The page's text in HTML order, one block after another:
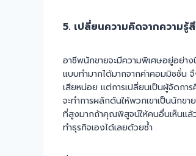
5. เปลี่ยนความคิดจากความรู้
อาชีพนักขายจะมีความพิเศษอยู่อย่าง
แบบทำมากได้มากจากค่าคอมมิชชั่น
เสียหน่อย แต่การเปลี่ยนเป็นผู้จัดก
จะทำการผลักดันให้พวกเขาเป็นนัก
ที่สูงมากถ้าคุณพิสูจน์ให้คนอื่นเห็นแล้
ทำธุรกิจเองได้เลยด้วยซ้ำ